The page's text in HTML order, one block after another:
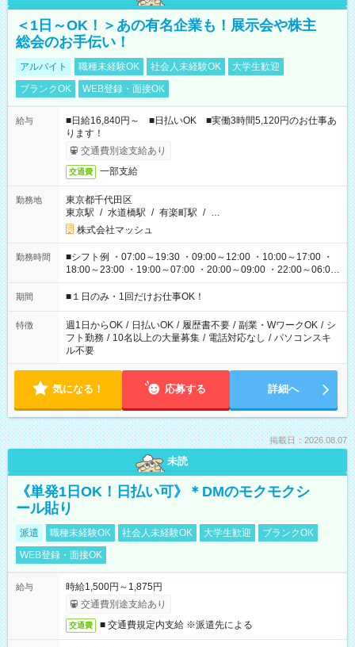
＜1日～OK！＞あの有名企業も！展示会や株主
総会のお手伝い！
アルバイト 職種未経験OK 社会人未経験OK
大学生歓迎
ブランクOK
WEB登録・面接OK
給与
■日給16,840円～ ■日払いOK ■実働3時間5,120円のお仕事あ
ります！
交通費別途支給あり
交通費 一部支給
勤務地
東京都千代田区
東京駅 / 水道橋駅 / 有楽町駅 / …
株式会社マッシュ
勤務時間
■シフト例 ・07:00～19:30 ・09:00～12:00 ・10:00～17:00 ・
18:00～23:00 ・19:00～07:00 ・20:00～09:00 ・22:00～06:00
etc ★最短で3時間で5,120円のお仕事から 15時間で2万円近く稼
げるお仕事も！ ご希望のお時間に合わせてご紹介！ ※シフトは
ください！
期間 ■１日のみ・1回だけお仕事OK！
特徴 週1日からOK / 日払いOK / 履歴書不要 / 副業・WワークOK / シ
フト勤務 / 10名以上の大量募集 / 電話対応なし / パソコンスキ
ル不要
気になる！ 応募する 詳細へ
掲載日：2026.08.07
未読
《単発1日OK！日払い可》＊DMのモクモクシ
ール貼り
派遣 職種未経験OK 社会人未経験OK 大学生歓迎
ブランクOK
WEB登録・面接OK
給与
時給1,500円～1,875円
交通費別途支給あり
交通費 ■ 交通費規定内支給 ※派遣先による